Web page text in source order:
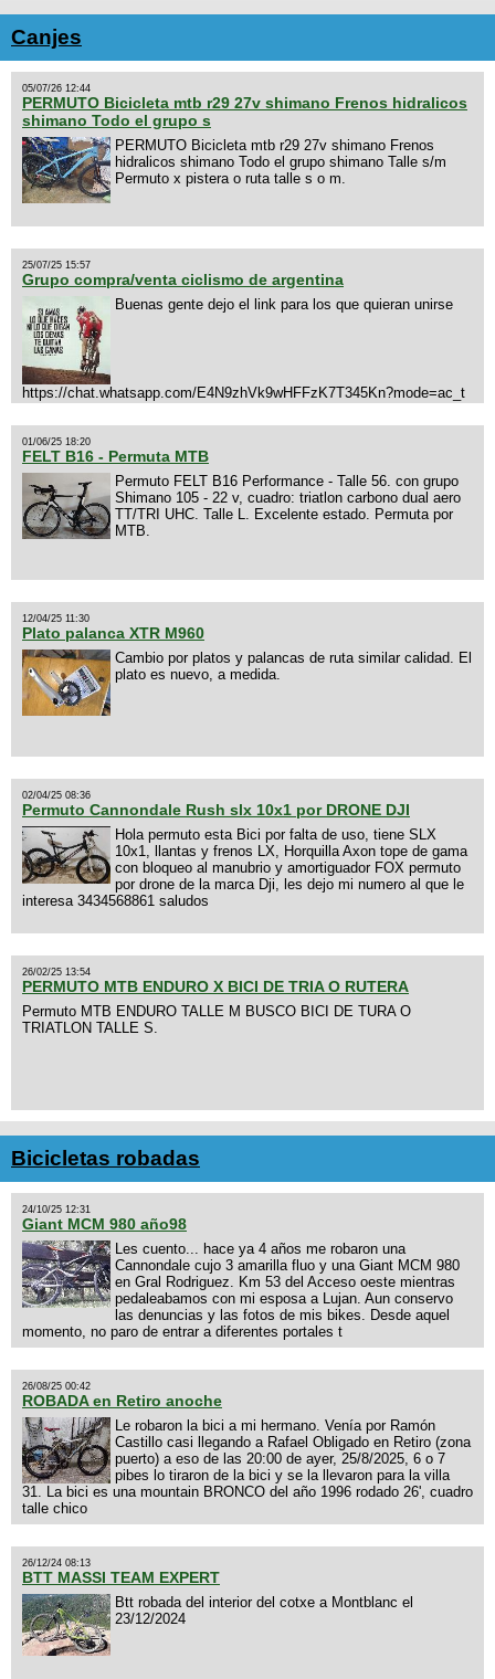
Canjes
05/07/26 12:44
PERMUTO Bicicleta mtb r29 27v shimano Frenos hidralicos
shimano Todo el grupo s
PERMUTO Bicicleta mtb r29 27v shimano Frenos
hidralicos shimano Todo el grupo shimano Talle s/m
Permuto x pistera o ruta talle s o m.
25/07/25 15:57
Grupo compra/venta ciclismo de argentina
Buenas gente dejo el link para los que quieran unirse
https://chat.whatsapp.com/E4N9zhVk9wHFFzK7T345Kn?mode=ac_t
01/06/25 18:20
FELT B16 - Permuta MTB
Permuto FELT B16 Performance - Talle 56. con grupo
Shimano 105 - 22 v, cuadro: triatlon carbono dual aero
TT/TRI UHC. Talle L. Excelente estado. Permuta por
MTB.
12/04/25 11:30
Plato palanca XTR M960
Cambio por platos y palancas de ruta similar calidad. El
plato es nuevo, a medida.
02/04/25 08:36
Permuto Cannondale Rush slx 10x1 por DRONE DJI
Hola permuto esta Bici por falta de uso, tiene SLX
10x1, llantas y frenos LX, Horquilla Axon tope de gama
con bloqueo al manubrio y amortiguador FOX permuto
por drone de la marca Dji, les dejo mi numero al que le
interesa 3434568861 saludos
26/02/25 13:54
PERMUTO MTB ENDURO X BICI DE TRIA O RUTERA
Permuto MTB ENDURO TALLE M BUSCO BICI DE TURA O
TRIATLON TALLE S.
Bicicletas robadas
24/10/25 12:31
Giant MCM 980 año98
Les cuento... hace ya 4 años me robaron una
Cannondale cujo 3 amarilla fluo y una Giant MCM 980
en Gral Rodriguez. Km 53 del Acceso oeste mientras
pedaleabamos con mi esposa a Lujan. Aun conservo
las denuncias y las fotos de mis bikes. Desde aquel
momento, no paro de entrar a diferentes portales t
26/08/25 00:42
ROBADA en Retiro anoche
Le robaron la bici a mi hermano. Venía por Ramón
Castillo casi llegando a Rafael Obligado en Retiro (zona
puerto) a eso de las 20:00 de ayer, 25/8/2025, 6 o 7
pibes lo tiraron de la bici y se la llevaron para la villa
31. La bici es una mountain BRONCO del año 1996 rodado 26', cuadro
talle chico
26/12/24 08:13
BTT MASSI TEAM EXPERT
Btt robada del interior del cotxe a Montblanc el
23/12/2024